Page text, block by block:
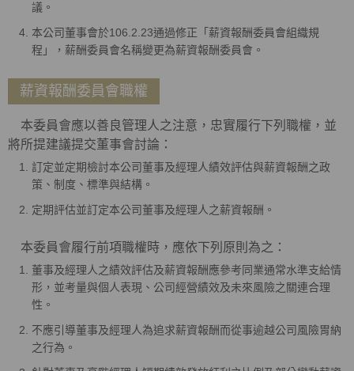
議。
本公司董事會於106.2.23通過修正「薪資報酬委員會組織規
程」，薪酬委員會名稱變更為薪資報酬委員會。
薪資報酬委員會職權
本委員會應以善良管理人之注意，忠實履行下列職權，並
將所提建議提交董事會討論：
訂定並定期檢討本公司董事及經理人績效評估與薪資報酬之政
策、制度、標準與結構。
定期評估並訂定本公司董事及經理人之薪資報酬。
本委員會履行前項職權時，應依下列原則為之：
董事及經理人之績效評估及薪資報酬應參考同業通常水準支給情
形，並考量與個人表現、公司經營績效及未來風險之關連合理
性。
不應引導董事及經理人為追求薪資報酬而從事逾越公司風險胃納
之行為。